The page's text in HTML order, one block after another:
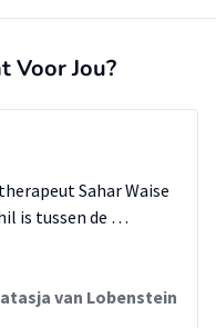
Voor Jou?
Sahar Waise
is tussen de …
van Lobenstein